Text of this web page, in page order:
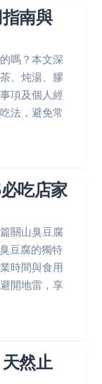
南與
嗎？本文深
、炖湯、膠
項及個人經
法，避免常
吃店家
關山臭豆腐
豆腐的獨特
時間與食用
開地雷，享
然止